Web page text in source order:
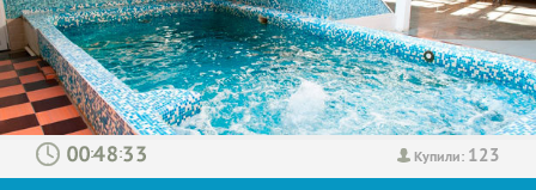
Купили: 123
: :